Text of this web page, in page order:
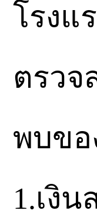
โรงแ
ตรวจ
พบขอ
1.เงิ